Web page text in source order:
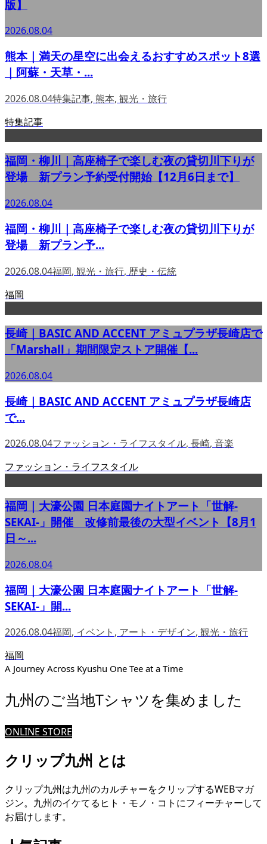
版】
2026.08.04
熊本｜満天の星空に出会えるおすすめスポット8選
｜阿蘇・天草・...
2026.08.04特集記事, 熊本, 観光・旅行
特集記事
福岡・柳川｜高座椅子で楽しむ夜の貸切川下りが
登場 新プラン予約受付開始【12月6日まで】
2026.08.04
福岡・柳川｜高座椅子で楽しむ夜の貸切川下りが
登場 新プラン予...
2026.08.04福岡, 観光・旅行, 歴史・伝統
福岡
長崎｜BASIC AND ACCENT アミュプラザ長崎店で
「Marshall」期間限定ストア開催【...
2026.08.04
長崎｜BASIC AND ACCENT アミュプラザ長崎店
で...
2026.08.04ファッション・ライフスタイル, 長崎, 音楽
ファッション・ライフスタイル
福岡｜大濠公園 日本庭園ナイトアート「世解-
SEKAI-」開催 改修前最後の大型イベント【8月1
日～...
2026.08.04
福岡｜大濠公園 日本庭園ナイトアート「世解-
SEKAI-」開...
2026.08.04福岡, イベント , アート・デザイン, 観光・旅行
福岡
A Journey Across Kyushu One Tee at a Time
九州のご当地Tシャツを集めました
ONLINE STORE
クリップ九州 とは
クリップ九州は九州のカルチャーをクリップするWEBマガ
ジン。九州のイケてるヒト・モノ・コトにフィーチャーして
お届けします。